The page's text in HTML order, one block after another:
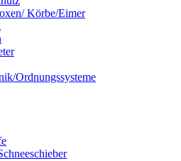
Körbe/Eimer
Ordnungssysteme